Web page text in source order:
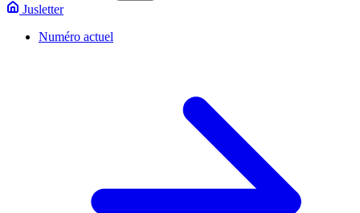
Jusletter
Numéro actuel